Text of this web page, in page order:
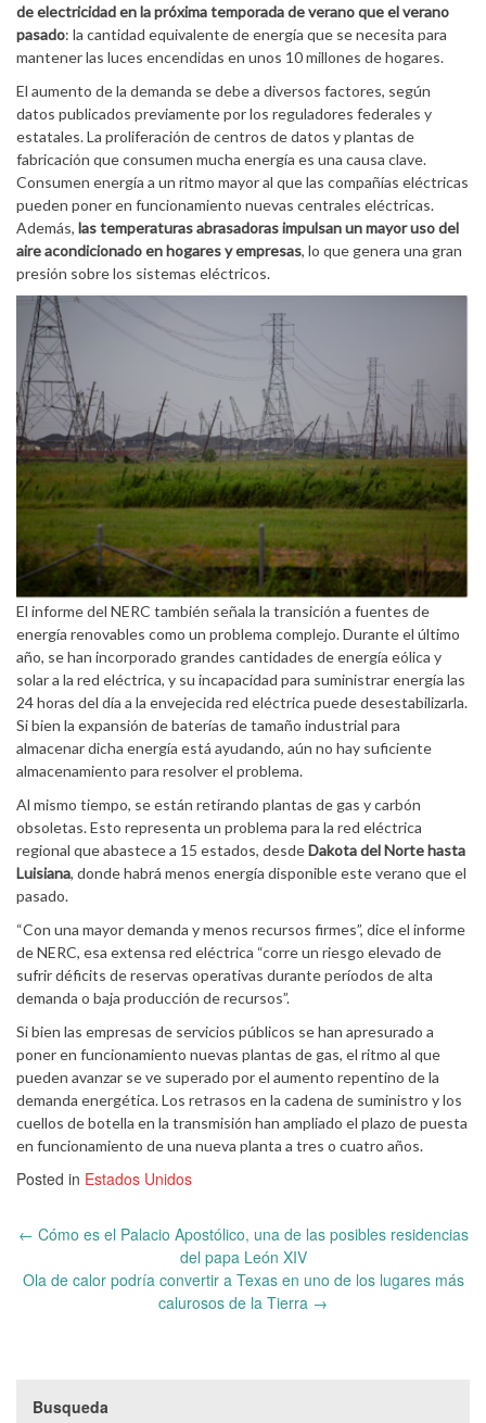
de electricidad en la próxima temporada de verano que el verano
pasado: la cantidad equivalente de energía que se necesita para
mantener las luces encendidas en unos 10 millones de hogares.
El aumento de la demanda se debe a diversos factores, según
datos publicados previamente por los reguladores federales y
estatales. La proliferación de centros de datos y plantas de
fabricación que consumen mucha energía es una causa clave.
Consumen energía a un ritmo mayor al que las compañías eléctricas
pueden poner en funcionamiento nuevas centrales eléctricas.
Además, las temperaturas abrasadoras impulsan un mayor uso del
aire acondicionado en hogares y empresas, lo que genera una gran
presión sobre los sistemas eléctricos.
El informe del NERC también señala la transición a fuentes de
energía renovables como un problema complejo. Durante el último
año, se han incorporado grandes cantidades de energía eólica y
solar a la red eléctrica, y su incapacidad para suministrar energía las
24 horas del día a la envejecida red eléctrica puede desestabilizarla.
Si bien la expansión de baterías de tamaño industrial para
almacenar dicha energía está ayudando, aún no hay suficiente
almacenamiento para resolver el problema.
Al mismo tiempo, se están retirando plantas de gas y carbón
obsoletas. Esto representa un problema para la red eléctrica
regional que abastece a 15 estados, desdeDakota del Norte hasta
Luisiana, donde habrá menos energía disponible este verano que el
pasado.
“Con una mayor demanda y menos recursos firmes”, dice el informe
de NERC, esa extensa red eléctrica “corre un riesgo elevado de
sufrir déficits de reservas operativas durante períodos de alta
demanda o baja producción de recursos”.
Si bien las empresas de servicios públicos se han apresurado a
poner en funcionamiento nuevas plantas de gas, el ritmo al que
pueden avanzar se ve superado por el aumento repentino de la
demanda energética. Los retrasos en la cadena de suministro y los
cuellos de botella en la transmisión han ampliado el plazo de puesta
en funcionamiento de una nueva planta a tres o cuatro años.
Posted in Estados Unidos
Post
← Cómo es el Palacio Apostólico, una de las posibles residencias
del papa León XIV
Ola de calor podría convertir a Texas en uno de los lugares más
calurosos de la Tierra →
Busqueda